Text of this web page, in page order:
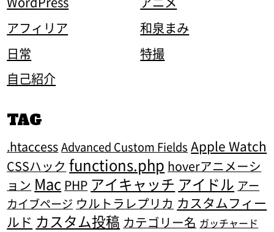
アフィリア
和泉まみ
日常
特撮
自己紹介
TAG
.htaccess Advanced Custom Fields Apple Watch
CSSハック functions.php hoverアニメーシ
ョン Mac PHP アイキャッチ アイドル アー
カイブページ ウルトラレプリカ カスタムフィー
ルド カスタム投稿 カテゴリー名 ガッチャード